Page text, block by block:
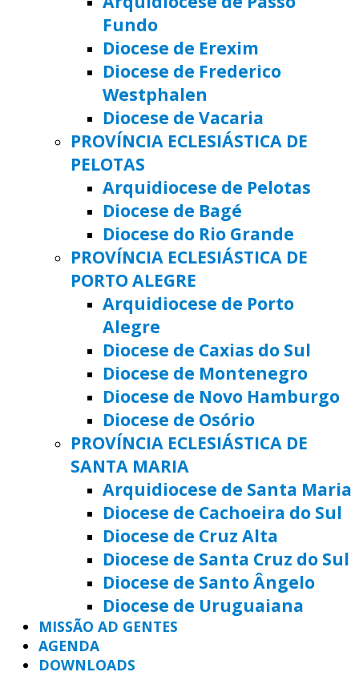
Fundo
Diocese de Erexim
Diocese de Frederico
Westphalen
Diocese de Vacaria
PROVÍNCIA ECLESIÁSTICA DE
PELOTAS
Arquidiocese de Pelotas
Diocese de Bagé
Diocese do Rio Grande
PROVÍNCIA ECLESIÁSTICA DE
PORTO ALEGRE
Arquidiocese de Porto
Alegre
Diocese de Caxias do Sul
Diocese de Montenegro
Diocese de Novo Hamburgo
Diocese de Osório
PROVÍNCIA ECLESIÁSTICA DE
SANTA MARIA
Arquidiocese de Santa Maria
Diocese de Cachoeira do Sul
Diocese de Cruz Alta
Diocese de Santa Cruz do Sul
Diocese de Santo Ângelo
Diocese de Uruguaiana
MISSÃO AD GENTES
AGENDA
DOWNLOADS